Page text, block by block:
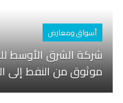
أسواق ومعارض
شركة الشرق الأوسط
موثوق من النفط إلى